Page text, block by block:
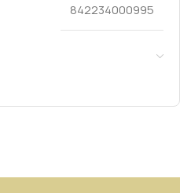
842234000995